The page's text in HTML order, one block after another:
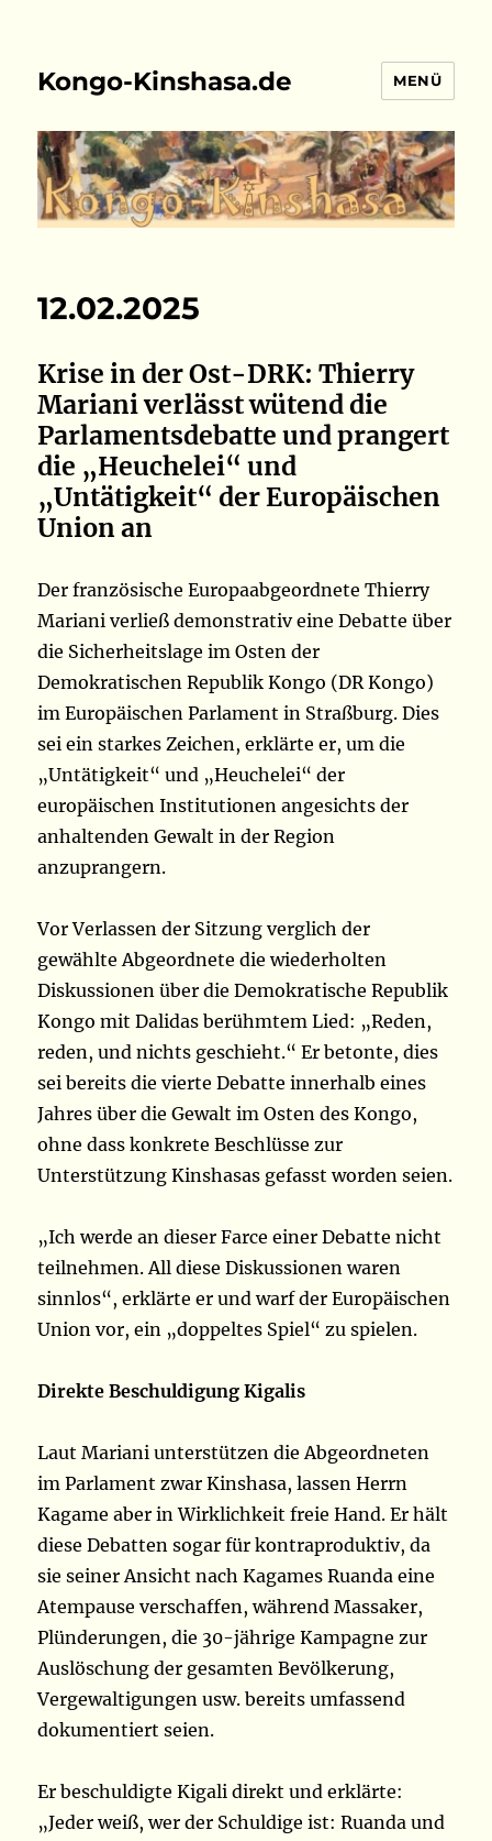
Kongo-Kinshasa.de MENÜ
12.02.2025
Krise in der Ost-DRK: Thierry
Mariani verlässt wütend die
Parlamentsdebatte und prangert
die „Heuchelei“ und
„Untätigkeit“ der Europäischen
Union an
Der französische Europaabgeordnete Thierry
Mariani verließ demonstrativ eine Debatte über
die Sicherheitslage im Osten der
Demokratischen Republik Kongo (DR Kongo)
im Europäischen Parlament in Straßburg. Dies
sei ein starkes Zeichen, erklärte er, um die
„Untätigkeit“ und „Heuchelei“ der
europäischen Institutionen angesichts der
anhaltenden Gewalt in der Region
anzuprangern.
Vor Verlassen der Sitzung verglich der
gewählte Abgeordnete die wiederholten
Diskussionen über die Demokratische Republik
Kongo mit Dalidas berühmtem Lied: „Reden,
reden, und nichts geschieht.“ Er betonte, dies
sei bereits die vierte Debatte innerhalb eines
Jahres über die Gewalt im Osten des Kongo,
ohne dass konkrete Beschlüsse zur
Unterstützung Kinshasas gefasst worden seien.
„Ich werde an dieser Farce einer Debatte nicht
teilnehmen. All diese Diskussionen waren
sinnlos“, erklärte er und warf der Europäischen
Union vor, ein „doppeltes Spiel“ zu spielen.
Direkte Beschuldigung Kigalis
Laut Mariani unterstützen die Abgeordneten
im Parlament zwar Kinshasa, lassen Herrn
Kagame aber in Wirklichkeit freie Hand. Er hält
diese Debatten sogar für kontraproduktiv, da
sie seiner Ansicht nach Kagames Ruanda eine
Atempause verschaffen, während Massaker,
Plünderungen, die 30-jährige Kampagne zur
Auslöschung der gesamten Bevölkerung,
Vergewaltigungen usw. bereits umfassend
dokumentiert seien.
Er beschuldigte Kigali direkt und erklärte:
„Jeder weiß, wer der Schuldige ist: Ruanda und